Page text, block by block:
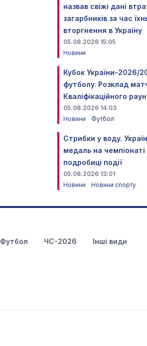
назвав свіжі дані
загарбників за час
вторгнення в Україну
05.08.2026 15:05
Новини
Кубок України-2026/
футболу. Розклад
Кваліфікаційного
05.08.2026 14:03
Новини
Футбол
Стрибки у воду.
медаль на
подробиці події
05.08.2026 13:01
Новини
Новини спорту
Футбол ЧС-2026 Інші види